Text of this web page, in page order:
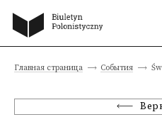
Главная страница События